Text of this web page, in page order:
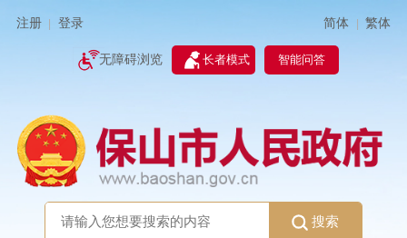
注册 登录 简体 | 繁体
无障碍浏览 长者模式 智能问答
搜索